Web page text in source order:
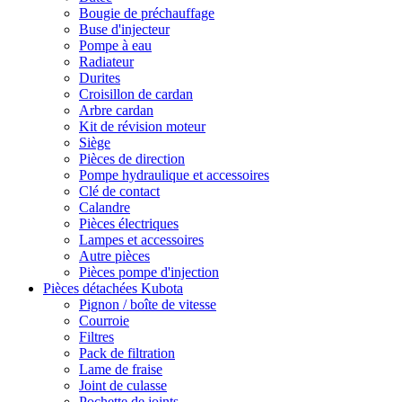
Bougie de préchauffage
Buse d'injecteur
Pompe à eau
Radiateur
Durites
Croisillon de cardan
Arbre cardan
Kit de révision moteur
Siège
Pièces de direction
Pompe hydraulique et accessoires
Clé de contact
Calandre
Pièces électriques
Lampes et accessoires
Autre pièces
Pièces pompe d'injection
Pièces détachées Kubota
Pignon / boîte de vitesse
Courroie
Filtres
Pack de filtration
Lame de fraise
Joint de culasse